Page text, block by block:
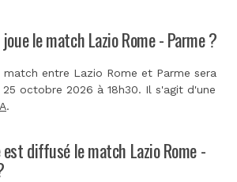
le match Lazio Rome - Parme ?
entre Lazio Rome et Parme sera
octobre 2026 à 18h30. Il s'agit d'une
.
diffusé le match Lazio Rome -